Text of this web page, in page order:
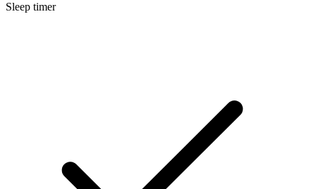
Sleep timer